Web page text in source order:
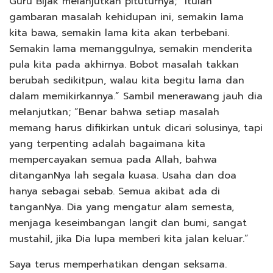
gambaran masalah kehidupan ini, semakin lama
kita bawa, semakin lama kita akan terbebani.
Semakin lama memanggulnya, semakin menderita
pula kita pada akhirnya. Bobot masalah takkan
berubah sedikitpun, walau kita begitu lama dan
dalam memikirkannya.” Sambil menerawang jauh dia
melanjutkan; “Benar bahwa setiap masalah
memang harus difikirkan untuk dicari solusinya, tapi
yang terpenting adalah bagaimana kita
mempercayakan semua pada Allah, bahwa
ditanganNya lah segala kuasa. Usaha dan doa
hanya sebagai sebab. Semua akibat ada di
tanganNya. Dia yang mengatur alam semesta,
menjaga keseimbangan langit dan bumi, sangat
mustahil, jika Dia lupa memberi kita jalan keluar.”
Saya terus memperhatikan dengan seksama.